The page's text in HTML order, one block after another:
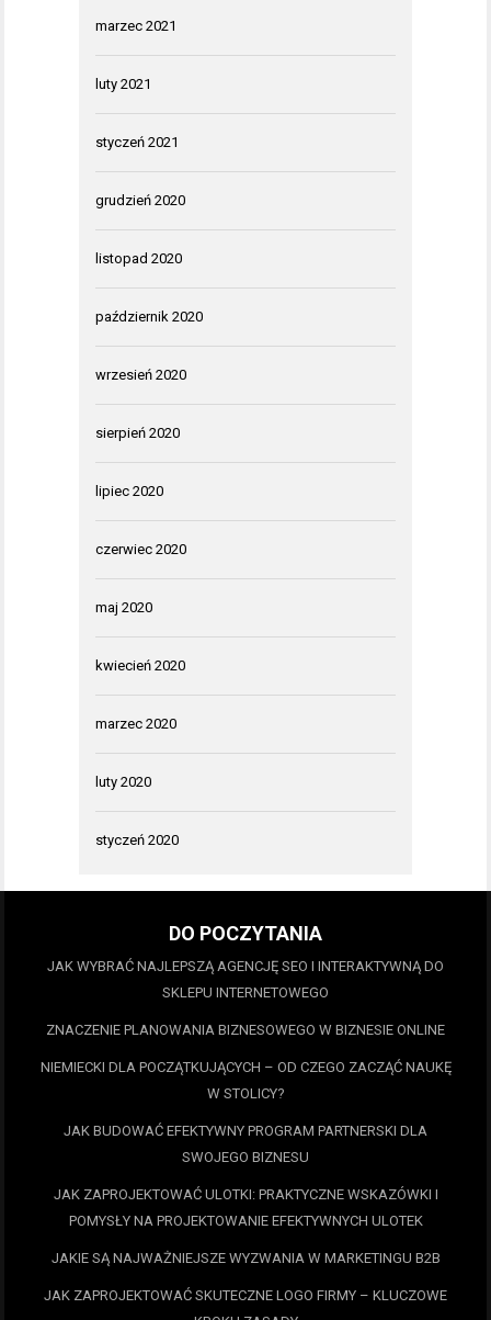
marzec 2021
luty 2021
styczeń 2021
grudzień 2020
listopad 2020
październik 2020
wrzesień 2020
sierpień 2020
lipiec 2020
czerwiec 2020
maj 2020
kwiecień 2020
marzec 2020
luty 2020
styczeń 2020
DO POCZYTANIA
JAK WYBRAĆ NAJLEPSZĄ AGENCJĘ SEO I INTERAKTYWNĄ DO
SKLEPU INTERNETOWEGO
ZNACZENIE PLANOWANIA BIZNESOWEGO W BIZNESIE ONLINE
NIEMIECKI DLA POCZĄTKUJĄCYCH – OD CZEGO ZACZĄĆ NAUKĘ
W STOLICY?
JAK BUDOWAĆ EFEKTYWNY PROGRAM PARTNERSKI DLA
SWOJEGO BIZNESU
JAK ZAPROJEKTOWAĆ ULOTKI: PRAKTYCZNE WSKAZÓWKI I
POMYSŁY NA PROJEKTOWANIE EFEKTYWNYCH ULOTEK
JAKIE SĄ NAJWAŻNIEJSZE WYZWANIA W MARKETINGU B2B
JAK ZAPROJEKTOWAĆ SKUTECZNE LOGO FIRMY – KLUCZOWE